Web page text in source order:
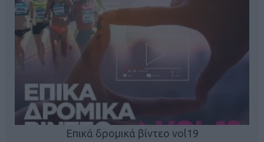
Επικά δρομικά βίντεο vol19